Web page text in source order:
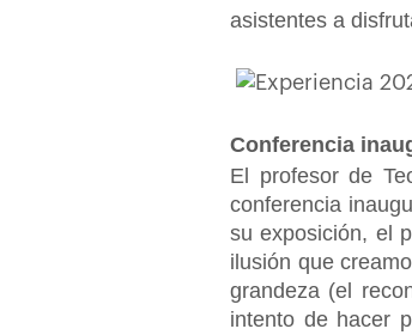
asistentes a
Conferencia
El profesor de
conferencia
su exposición, el
ilusión que
grandeza (el
intento de hacer